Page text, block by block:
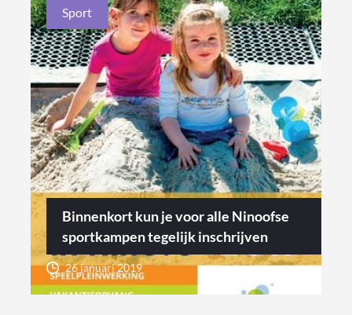
Sport
Binnenkort kun je voor alle Ninoofse
sportkampen tegelijk inschrijven
26 januari 2019